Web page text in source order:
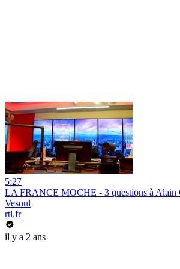
5:27
LA FRANCE MOCHE - 3 questions à Alain
Vesoul
rtl.fr
il y a 2 ans